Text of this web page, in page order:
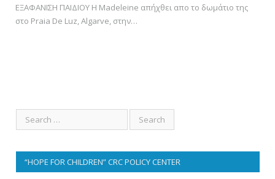
ΕΞΑΦΑΝΙΣΗ ΠΑΙΔΙΟΥ H Madeleine απήχθει απο το δωμάτιο της
στο Praia De Luz, Algarve, στην…
“HOPE FOR CHILDREN” CRC POLICY CENTER